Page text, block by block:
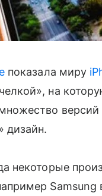
показала миру
на
версий
дизайн.
некоторые
Samsung